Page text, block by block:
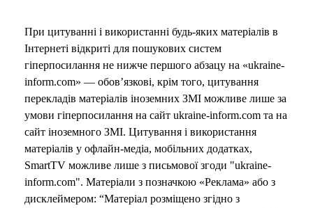
При цитуванні і використанні будь-яких матеріалів в
Інтернеті відкриті для пошукових систем
гіперпосилання не нижче першого абзацу на «ukraine-
inform.com» — обов’язкові, крім того, цитування
перекладів матеріалів іноземних ЗМІ можливе лише за
умови гіперпосилання на сайт ukraine-inform.com та на
сайт іноземного ЗМІ. Цитування і використання
матеріалів у офлайн-медіа, мобільних додатках,
SmartTV можливе лише з письмової згоди "ukraine-
inform.com". Матеріали з позначкою «Реклама» або з
дисклеймером: “Матеріал розміщено згідно з